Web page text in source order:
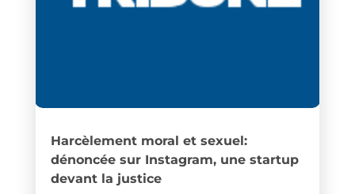
Harcèlement moral et sexuel:
dénoncée sur Instagram, une startup
devant la justice